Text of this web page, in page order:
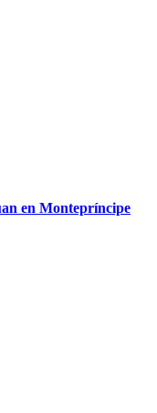
en Montepríncipe